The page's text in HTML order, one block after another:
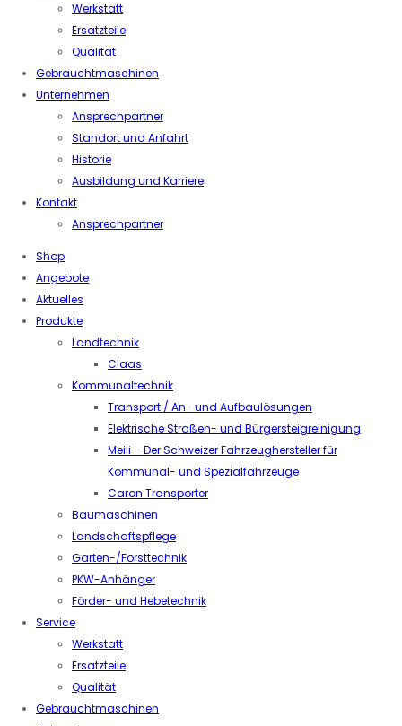
Werkstatt
Ersatzteile
Qualität
Gebrauchtmaschinen
Unternehmen
Ansprechpartner
Standort und Anfahrt
Historie
Ausbildung und Karriere
Kontakt
Ansprechpartner
Shop
Angebote
Aktuelles
Produkte
Landtechnik
Claas
Kommunaltechnik
Transport / An- und Aufbaulösungen
Elektrische Straßen- und Bürgersteigreinigung
Meili – Der Schweizer Fahrzeughersteller für
Kommunal- und Spezialfahrzeuge
Caron Transporter
Baumaschinen
Landschaftspflege
Garten-/Forsttechnik
PKW-Anhänger
Förder- und Hebetechnik
Service
Werkstatt
Ersatzteile
Qualität
Gebrauchtmaschinen